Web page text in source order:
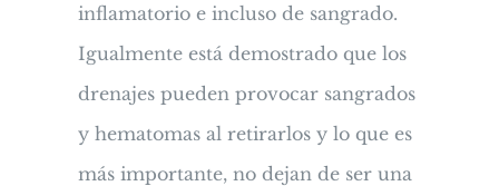
inflamatorio e incluso de sangrado.
Igualmente está demostrado que los
drenajes pueden provocar sangrados
y hematomas al retirarlos y lo que es
más importante, no dejan de ser una